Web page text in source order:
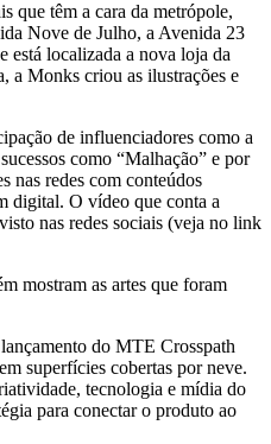
que têm a cara da metrópole,
Nove de Julho, a Avenida 23
está localizada a nova loja da
a Monks criou as ilustrações e
de influenciadores como a
como “Malhação” e por
nas redes com conteúdos
digital. O vídeo que conta a
nas redes sociais (veja no link
mostram as artes que foram
do MTE Crosspath
superfícies cobertas por neve.
tecnologia e mídia do
para conectar o produto ao